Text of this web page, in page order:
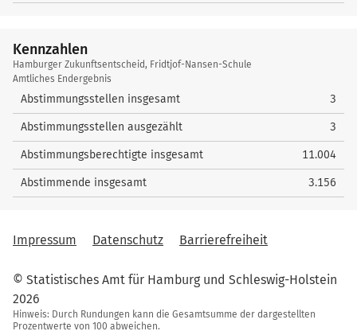
Kennzahlen
Kennzahlen
Hamburger Zukunftsentscheid, Fridtjof-Nansen-Schule
Amtliches Endergebnis
Abstimmungsstellen insgesamt 3
Abstimmungsstellen ausgezählt 3
Abstimmungsberechtigte insgesamt 11.004
Abstimmende insgesamt 3.156
Impressum Datenschutz Barrierefreiheit
© Statistisches Amt für Hamburg und Schleswig-Holstein
2026
Hinweis: Durch Rundungen kann die Gesamtsumme der dargestellten
Prozentwerte von 100 abweichen.